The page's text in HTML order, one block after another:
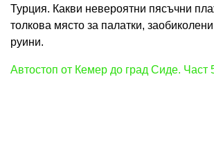
Турция. Какви невероятни пясъчни
толкова място за палатки,
руини.
Автостоп от Кемер до град Сиде. Част